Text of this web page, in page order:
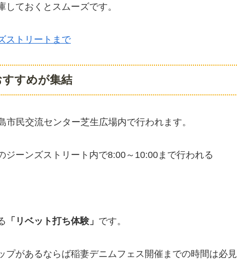
ておくとスムーズです。
ストリートまで
すめが集結
民交流センター芝生広場内で行われます。
ジーンズストリート内で8:00～10:00まで行われる
「リベット打ち体験」 です。
プがあるならば稲妻デニムフェス開催までの時間は必見